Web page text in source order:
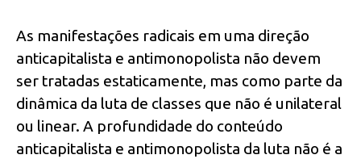
As manifestações radicais em uma direção
anticapitalista e antimonopolista não devem
ser tratadas estaticamente, mas como parte da
dinâmica da luta de classes que não é unilateral
ou linear. A profundidade do conteúdo
anticapitalista e antimonopolista da luta não é a